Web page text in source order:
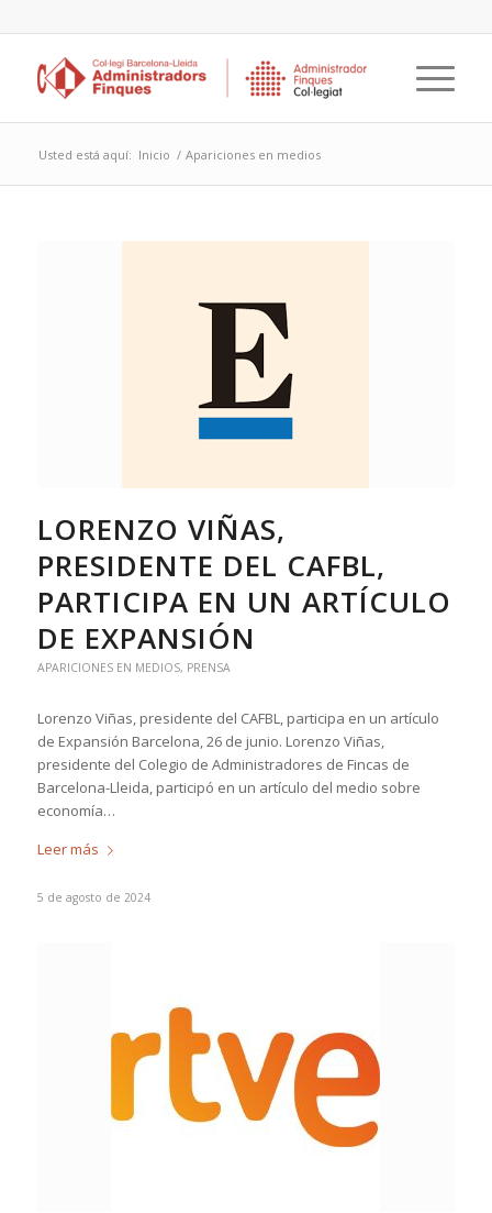
Usted está aquí: Inicio / Apariciones en medios
LORENZO VIÑAS,
PRESIDENTE DEL CAFBL,
PARTICIPA EN UN ARTÍCULO
DE EXPANSIÓN
APARICIONES EN MEDIOS, PRENSA
Lorenzo Viñas, presidente del CAFBL, participa en un artículo
de Expansión Barcelona, 26 de junio. Lorenzo Viñas,
presidente del Colegio de Administradores de Fincas de
Barcelona-Lleida, participó en un artículo del medio sobre
economía…
Leer más
5 de agosto de 2024